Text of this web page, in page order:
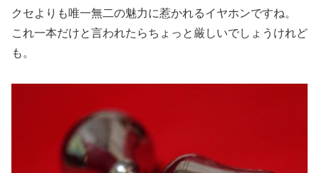
クセよりも唯一無二の魅力に惹かれるイヤホンですね。
これ一本だけと言われたらちょっと厳しいでしょうけれど
も。